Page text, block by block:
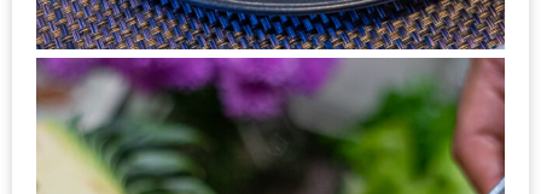
(ดี
คอน
โด
นิม)
เชียงใหม่